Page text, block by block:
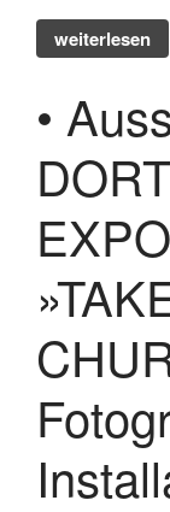
weiterlesen
•